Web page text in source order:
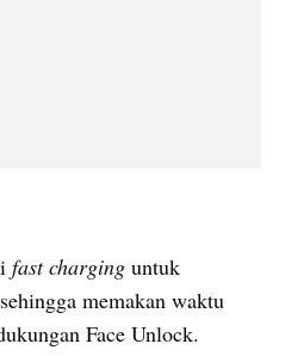
fast charging untuk
memakan waktu
Face Unlock.